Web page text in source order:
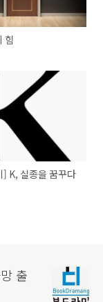
힘
] K, 실종을 꿈꾸다
출